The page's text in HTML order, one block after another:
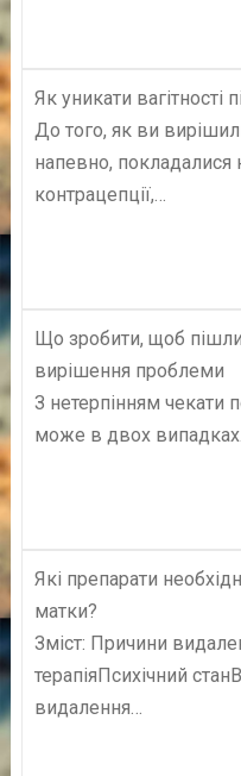
Як уникати вагітності
До того, як ви
напевно, покладалися
контрацепції,…
Що зробити, щоб пішли
вирішення проблеми
З нетерпінням чекати
може в двох
Які препарати
матки?
Зміст: Причини
терапіяПсихічний
видалення…